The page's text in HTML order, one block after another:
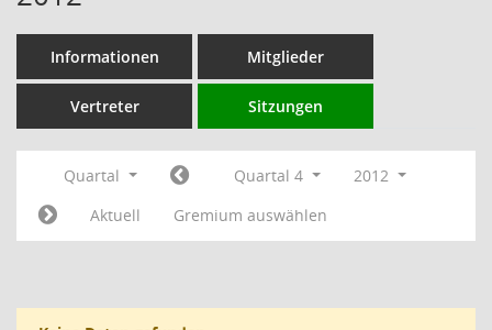
Informationen Mitglieder
Vertreter Sitzungen
Quartal Quartal 4
2012
Aktuell
Gremium auswählen